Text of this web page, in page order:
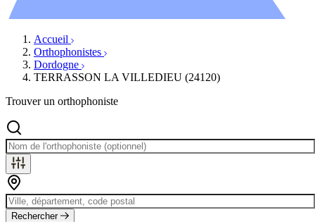
Accueil
Orthophonistes
Dordogne
TERRASSON LA VILLEDIEU (24120)
Trouver un orthophoniste
Rechercher